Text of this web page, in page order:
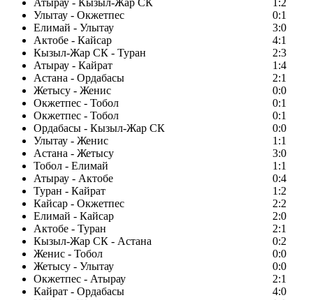
Атырау - Кызыл-Жар СК
1:2
Улытау - Окжетпес
0:1
Елимай - Улытау
3:0
Актобе - Кайсар
4:1
Кызыл-Жар СК - Туран
2:3
Атырау - Кайрат
1:4
Астана - Ордабасы
2:1
Жетысу - Женис
0:0
Окжетпес - Тобол
0:1
Окжетпес - Тобол
0:1
Ордабасы - Кызыл-Жар СК
0:0
Улытау - Женис
1:1
Астана - Жетысу
3:0
Тобол - Елимай
1:1
Атырау - Актобе
0:4
Туран - Кайрат
1:2
Кайсар - Окжетпес
2:2
Елимай - Кайсар
2:0
Актобе - Туран
2:1
Кызыл-Жар СК - Астана
0:2
Женис - Тобол
0:0
Жетысу - Улытау
0:0
Окжетпес - Атырау
2:1
Кайрат - Ордабасы
4:0